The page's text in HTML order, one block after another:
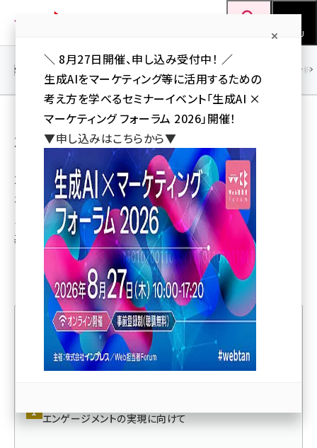
ン
MENU
seo (3538)
ai (2820)
youtube (2444)
note (2322)
セミナー (2315)
z世代 (1629)
meo (1281)
llmo (1167)
SEO アクセス解析／データ分析
【レポート】デジタルマーケターズサミット
2018 Winter
2018年2月28日に開催さ
れた「デジタルマーケター
ズサミット2018 Winter」の
基調講演や各セッションを
人気記事ランキング
エンゲージメントの実現に向けて
＼ 8月27日開催、申し込み受付中！ ／
生成AIをマーケティング等に活用するための
考え方を学べるセミナーイベント「生成AI ×
マーケティング フォーラム 2026」開催！
▼申し込みはこちらから▼